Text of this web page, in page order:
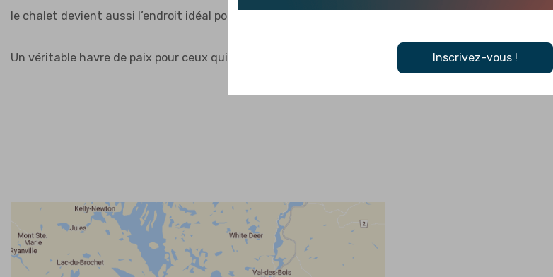
Inscrivez-vous !
le chalet devient aussi l’endroit idéal pour partager un repas gourmand entre amis ou en famille.
Un véritable havre de paix pour ceux qui souhaitent combiner activités nautiques, nature et